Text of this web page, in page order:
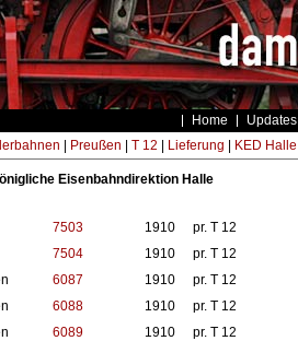
Home Updates
Preußen T 12 Lieferung KED Halle
Eisenbahndirektion Halle
7503 1910 pr. T 12
7504 1910 pr. T 12
6087 1910 pr. T 12
6088 1910 pr. T 12
6089 1910 pr. T 12